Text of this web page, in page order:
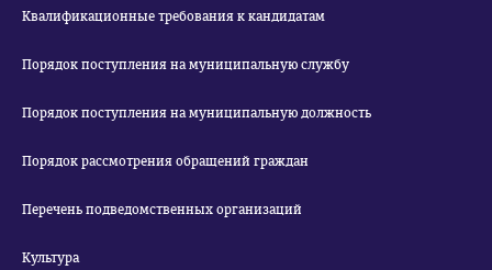
Квалификационные требования к кандидатам
Порядок поступления на муниципальную службу
Порядок поступления на муниципальную должность
Порядок рассмотрения обращений граждан
Перечень подведомственных организаций
Культура